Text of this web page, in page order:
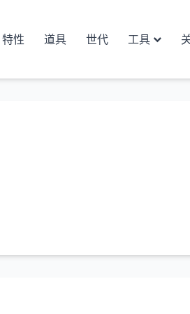
特性 道具 世代 工具